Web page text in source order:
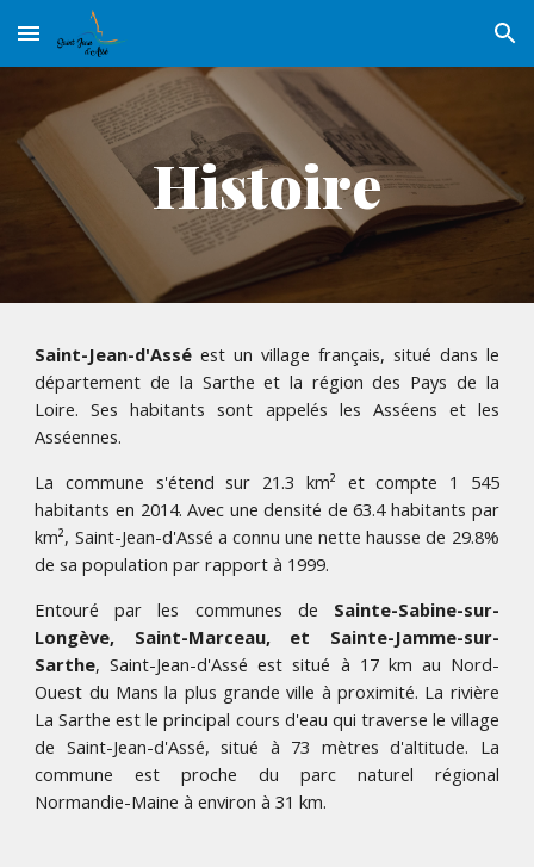
Skip to main content Skip to navigation
Histoire
Saint-Jean-d'Assé est un village français, situé dans le
département de la Sarthe et la région des Pays de la
Loire. Ses habitants sont appelés les Asséens et les
Asséennes.
La commune s'étend sur 21.3 km² et compte 1 545
habitants en 2014. Avec une densité de 63.4 habitants par
km², Saint-Jean-d'Assé a connu une nette hausse de 29.8%
de sa population par rapport à 1999.
Entouré par les communes de Sainte-Sabine-sur-
Longève, Saint-Marceau, et Sainte-Jamme-sur-
Sarthe, Saint-Jean-d'Assé est situé à 17 km au Nord-
Ouest du Mans la plus grande ville à proximité. La rivière
La Sarthe est le principal cours d'eau qui traverse le village
de Saint-Jean-d'Assé, situé à 73 mètres d'altitude. La
commune est proche du parc naturel régional
Normandie-Maine à environ à 31 km.